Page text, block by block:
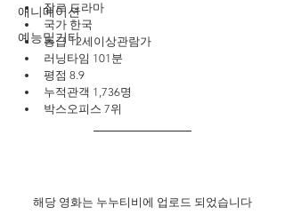
애니메이션
예능및기타
장르 드라마
국가 한국
등급 12세이상관람가
러닝타임 101분
평점 8.9
누적관객 1,736명
박스오피스 7위
해당 영화는 누누티비에 업로드 되었습니다